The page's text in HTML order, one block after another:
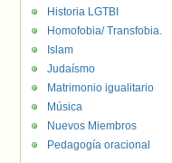
Historia LGTBI
Homofobia/ Transfobia.
Islam
Judaísmo
Matrimonio igualitario
Música
Nuevos Miembros
Pedagogía oracional